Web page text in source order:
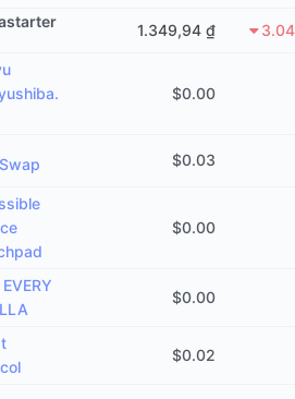
Ngữ cảnh Mô hình1.349,94 ₫
$0.00
$0.03
$0.00
EVERY
$0.00
$0.02